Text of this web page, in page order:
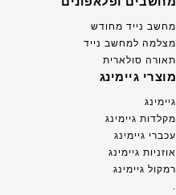
מחשב נייד מחודש
מצלמה למחשב נייד
תאורה סולארית
מוצרי גיימינג
גיימינג
מקלדות גיימינג
עכברי גיימינג
אוזניות גיימינג
רמקול גיימינג
.